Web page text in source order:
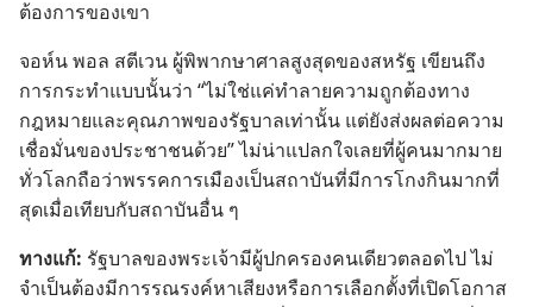
ต้องการของเขา
จอห์น พอล สตีเวน ผู้พิพากษาศาลสูงสุดของสหรัฐ เขียนถึง
การกระทำแบบนั้นว่า “ไม่ใช่แค่ทำลายความถูกต้องทาง
กฎหมายและคุณภาพของรัฐบาลเท่านั้น แต่ยังส่งผลต่อความ
เชื่อมั่นของประชาชนด้วย” ไม่น่าแปลกใจเลยที่ผู้คนมากมาย
ทั่วโลกถือว่าพรรคการเมืองเป็นสถาบันที่มีการโกงกินมากที่
สุดเมื่อเทียบกับสถาบันอื่น ๆ
ทางแก้: รัฐบาลของพระเจ้ามีผู้ปกครองคนเดียวตลอดไป ไม่
จำเป็นต้องมีการรณรงค์หาเสียงหรือการเลือกตั้งที่เปิดโอกาส